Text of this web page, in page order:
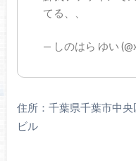
てる、、
— しのはら ゆい
住所：千葉県千葉市中
ビル